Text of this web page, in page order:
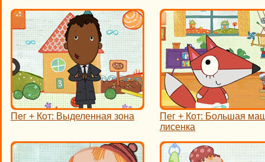
Пег + Кот: Выделенная зона
Пег + Кот: Большая
лисенка